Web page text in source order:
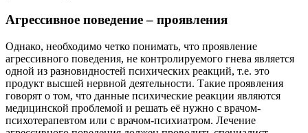
Агрессивное поведение – проявления
Однако, необходимо четко понимать, что проявление
агрессивного поведения, не контролируемого гнева является
одной из разновидностей психических реакций, т.е. это
продукт высшей нервной деятельности. Такие проявления
говорят о том, что данные психические реакции являются
медицинской проблемой и решать её нужно с врачом-
психотерапевтом или с врачом-психиатром. Лечение